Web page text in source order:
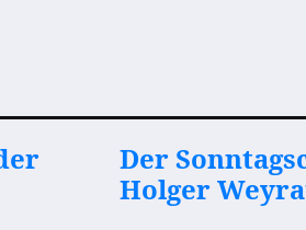
Der
Holger